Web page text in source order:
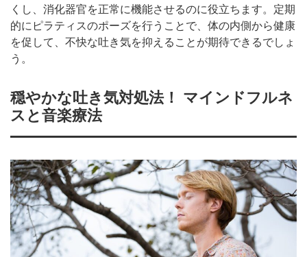
くし、消化器官を正常に機能させるのに役立ちます。定期
的にピラティスのポーズを行うことで、体の内側から健康
を促して、不快な吐き気を抑えることが期待できるでしょ
う。
穏やかな吐き気対処法！ マインドフルネ
スと音楽療法